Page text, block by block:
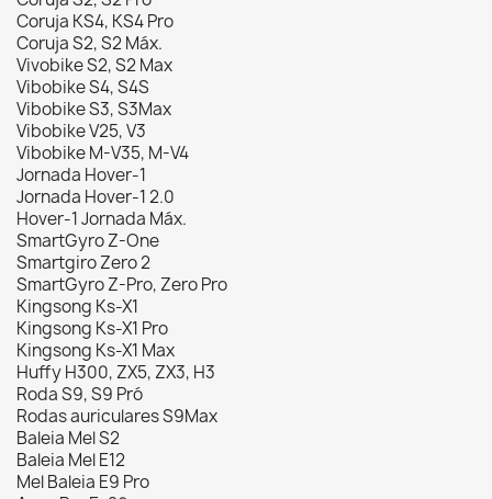
Coruja KS4, KS4 Pro
Coruja S2, S2 Máx.
Vivobike S2, S2 Max
Vibobike S4, S4S
Vibobike S3, S3Max
Vibobike V25, V3
Vibobike M-V35, M-V4
Jornada Hover-1
Jornada Hover-1 2.0
Hover-1 Jornada Máx.
SmartGyro Z-One
Smartgiro ​​Zero 2
SmartGyro Z-Pro, Zero Pro
Kingsong Ks-X1
Kingsong Ks-X1 Pro
Kingsong Ks-X1 Max
Huffy H300, ZX5, ZX3, H3
Roda S9, S9 Pró
Rodas auriculares S9Max
Baleia Mel S2
Baleia Mel E12
Mel Baleia E9 Pro